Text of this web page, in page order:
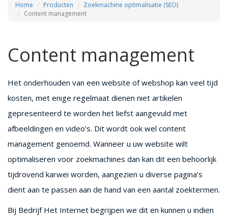
Home Producten
Zoekmachine optimalisatie (SEO)
Content management
Content management
Het onderhouden van een website of webshop kan veel tijd
kosten, met enige regelmaat dienen niet artikelen
gepresenteerd te worden het liefst aangevuld met
afbeeldingen en video’s. Dit wordt ook wel content
management genoemd. Wanneer u uw website wilt
optimaliseren voor zoekmachines dan kan dit een behoorlijk
tijdrovend karwei worden, aangezien u diverse pagina’s
dient aan te passen aan de hand van een aantal zoektermen.
Bij Bedrijf Het Internet begrijpen we dit en kunnen u indien